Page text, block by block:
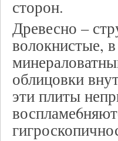
сторон.
Древесно –
волокнистые,
облицовки
эти плиты